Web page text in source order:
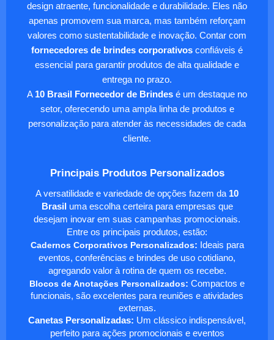
design atraente, funcionalidade e durabilidade. Eles não
apenas promovem sua marca, mas também reforçam
valores como sustentabilidade e inovação. Contar com
fornecedores de brindes corporativos confiáveis é
essencial para garantir produtos de alta qualidade e
entrega no prazo.
A 10 Brasil Fornecedor de Brindes é um destaque no
setor, oferecendo uma ampla linha de produtos e
personalização para atender às necessidades de cada
cliente.
Principais Produtos Personalizados
A versatilidade e variedade de opções fazem da 10
Brasil uma escolha certeira para empresas que
desejam inovar em suas campanhas promocionais.
Entre os principais produtos, estão:
Cadernos Corporativos Personalizados: Ideais para
eventos, conferências e brindes de uso cotidiano,
agregando valor à rotina de quem os recebe.
Blocos de Anotações Personalizados: Compactos e
funcionais, são excelentes para reuniões e atividades
externas.
Canetas Personalizadas: Um clássico indispensável,
perfeito para ações promocionais e eventos